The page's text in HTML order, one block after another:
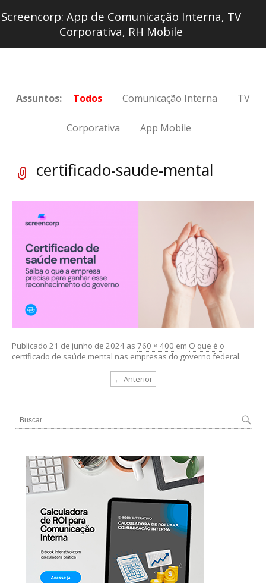
Screencorp: App de Comunicação Interna, TV
Corporativa, RH Mobile
Assuntos: Todos Comunicação Interna TV
Corporativa App Mobile
certificado-saude-mental
Publicado 21 de junho de 2024 as 760 × 400 em O que é o
certificado de saúde mental nas empresas do governo federal.
← Anterior